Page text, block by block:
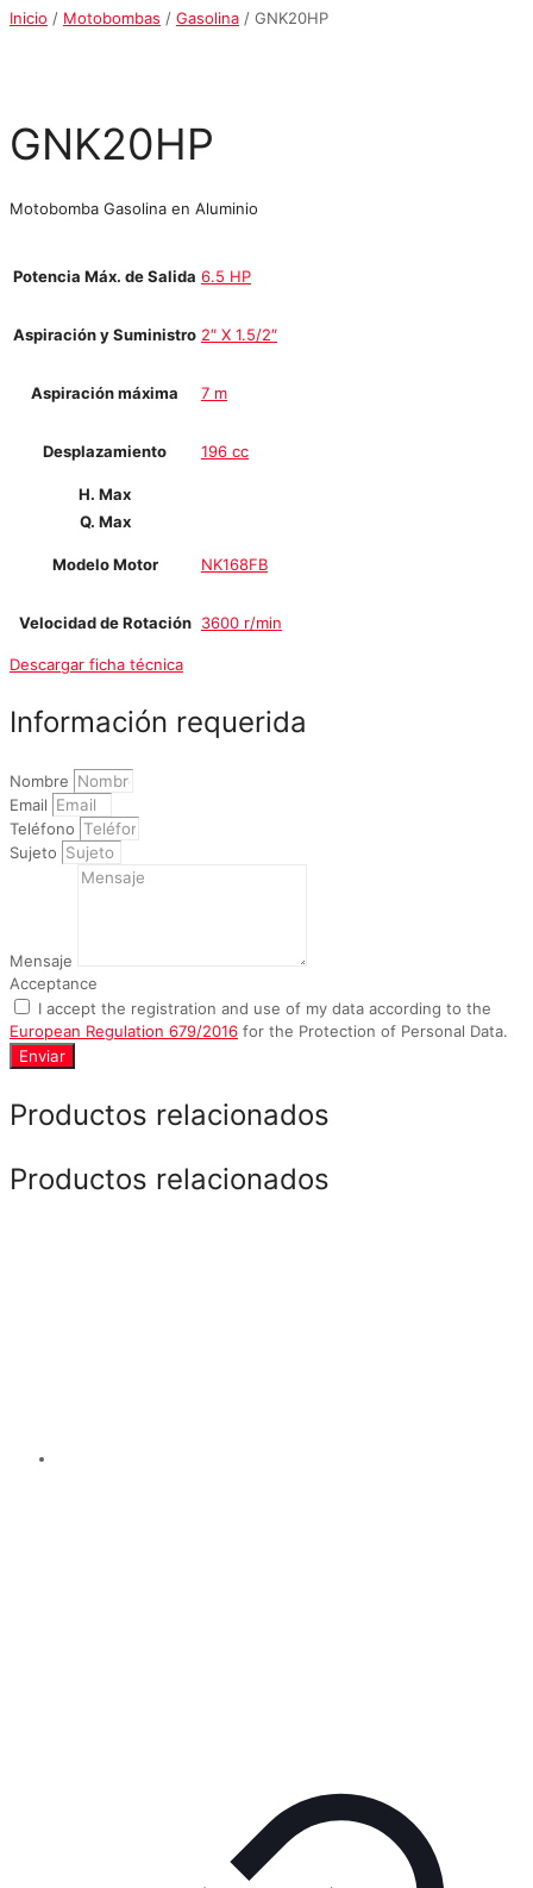
Inicio / Motobombas / Gasolina / GNK20HP
GNK20HP
Motobomba Gasolina en Aluminio
Potencia Máx. de Salida 6.5 HP
Aspiración y Suministro 2″ X 1.5/2″
Aspiración máxima 7 m
Desplazamiento 196 cc
H. Max
Q. Max
Modelo Motor NK168FB
Velocidad de Rotación 3600 r/min
Descargar ficha técnica
Información requerida
Nombre
Email
Teléfono
Sujeto
Mensaje
Acceptance
I accept the registration and use of my data according to the
European Regulation 679/2016 for the Protection of Personal Data.
Enviar
Productos relacionados
Productos relacionados